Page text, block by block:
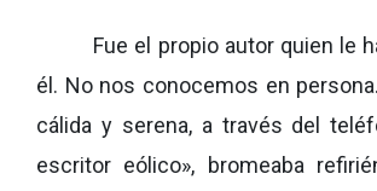
Fue el propio autor quien le
él. No nos conocemos en
cálida y serena, a través del
escritor eólico», bromeaba